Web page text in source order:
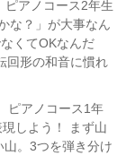
ピアノコース2年生
な？」が大事なん
くてOKなんだ
回形の和音に慣れ
ピアノコース1年
しよう！ まず山
。3つを弾き分け